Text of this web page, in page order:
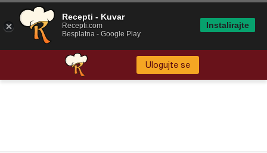
Ulogujte se
Recepti - Kuvar
Recepti.com
Besplatna - Google Play
Instalirajte